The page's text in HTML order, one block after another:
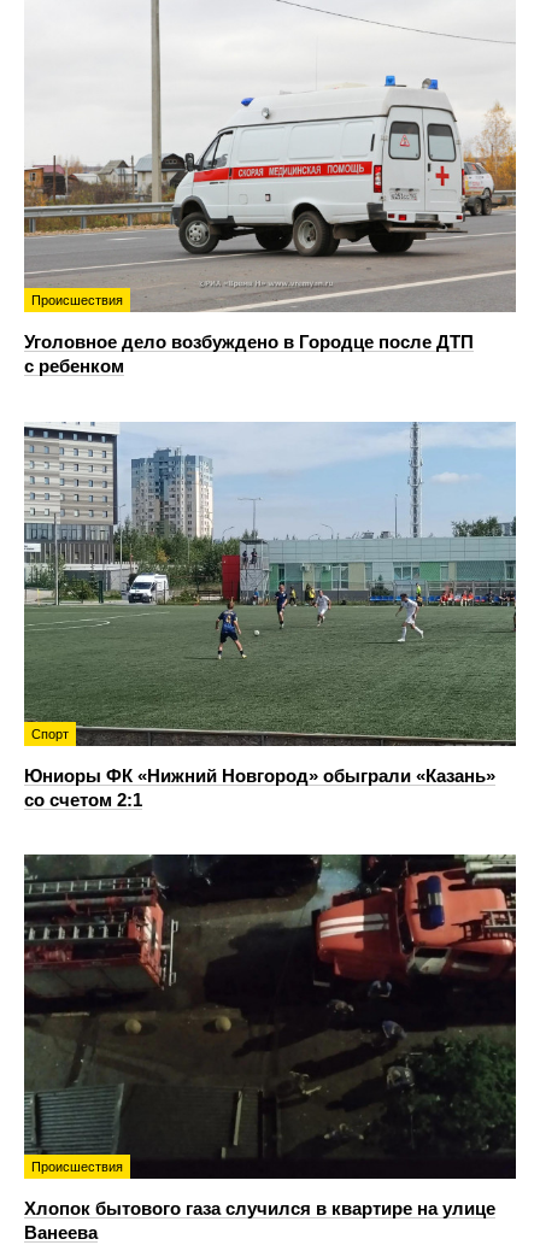
Происшествия
Уголовное дело возбуждено в Городце после ДТП
с ребенком
Спорт
Юниоры ФК «Нижний Новгород» обыграли «Казань»
со счетом 2:1
Происшествия
Хлопок бытового газа случился в квартире на улице
Ванеева